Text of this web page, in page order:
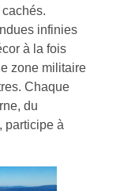
infinies
à la fois
zone militaire
Chaque
du
participe à